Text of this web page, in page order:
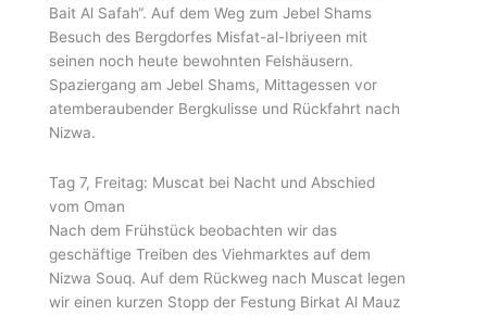
Bait Al Safah“. Auf dem Weg zum Jebel Shams
Besuch des Bergdorfes Misfat-al-Ibriyeen mit
seinen noch heute bewohnten Felshäusern.
Spaziergang am Jebel Shams, Mittagessen vor
atemberaubender Bergkulisse und Rückfahrt nach
Nizwa.
Tag 7, Freitag: Muscat bei Nacht und Abschied
vom Oman
Nach dem Frühstück beobachten wir das
geschäftige Treiben des Viehmarktes auf dem
Nizwa Souq. Auf dem Rückweg nach Muscat legen
wir einen kurzen Stopp der Festung Birkat Al Mauz